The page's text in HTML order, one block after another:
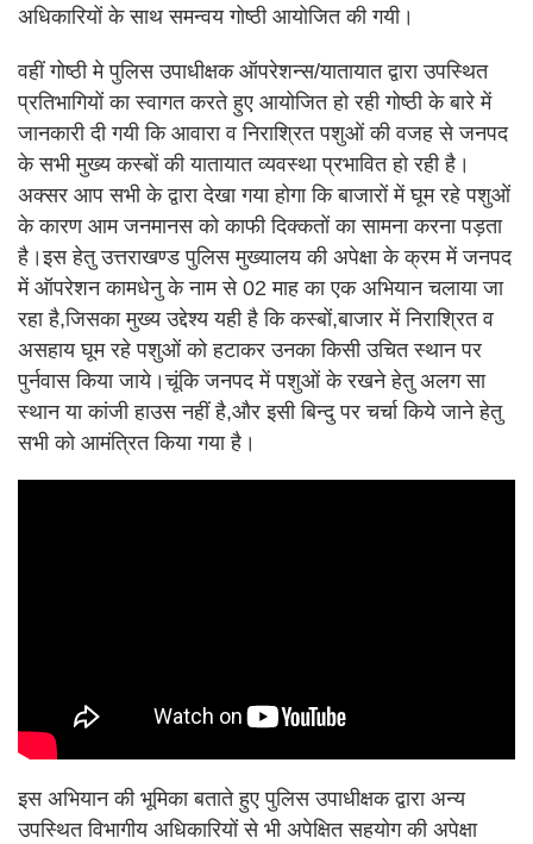
अधिकारियों के साथ समन्वय गोष्ठी आयोजित की गयी।
वहीं गोष्ठी मे पुलिस उपाधीक्षक ऑपरेशन्स/यातायात द्वारा उपस्थित
प्रतिभागियों का स्वागत करते हुए आयोजित हो रही गोष्ठी के बारे में
जानकारी दी गयी कि आवारा व निराश्रित पशुओं की वजह से जनपद
के सभी मुख्य कस्बों की यातायात व्यवस्था प्रभावित हो रही है।
अक्सर आप सभी के द्वारा देखा गया होगा कि बाजारों में घूम रहे पशुओं
के कारण आम जनमानस को काफी दिक्कतों का सामना करना पड़ता
है।इस हेतु उत्तराखण्ड पुलिस मुख्यालय की अपेक्षा के क्रम में जनपद
में ऑपरेशन कामधेनु के नाम से 02 माह का एक अभियान चलाया जा
रहा है,जिसका मुख्य उद्देश्य यही है कि कस्बों,बाजार में निराश्रित व
असहाय घूम रहे पशुओं को हटाकर उनका किसी उचित स्थान पर
पुर्नवास किया जाये।चूंकि जनपद में पशुओं के रखने हेतु अलग सा
स्थान या कांजी हाउस नहीं है,और इसी बिन्दु पर चर्चा किये जाने हेतु
सभी को आमंत्रित किया गया है।
इस अभियान की भूमिका बताते हुए पुलिस उपाधीक्षक द्वारा अन्य
उपस्थित विभागीय अधिकारियों से भी अपेक्षित सहयोग की अपेक्षा